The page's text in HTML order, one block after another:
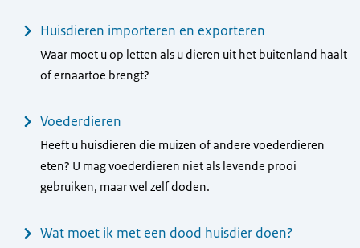
Huisdieren importeren en exporteren
Waar moet u op letten als u dieren uit het buitenland haalt
of ernaartoe brengt?
Voederdieren
Heeft u huisdieren die muizen of andere voederdieren
eten? U mag voederdieren niet als levende prooi
gebruiken, maar wel zelf doden.
Wat moet ik met een dood huisdier doen?